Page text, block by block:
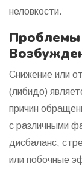
неловкости.
Проблемы
Снижение или
(либидо)
причин
с различными
дисбаланс,
или побочные